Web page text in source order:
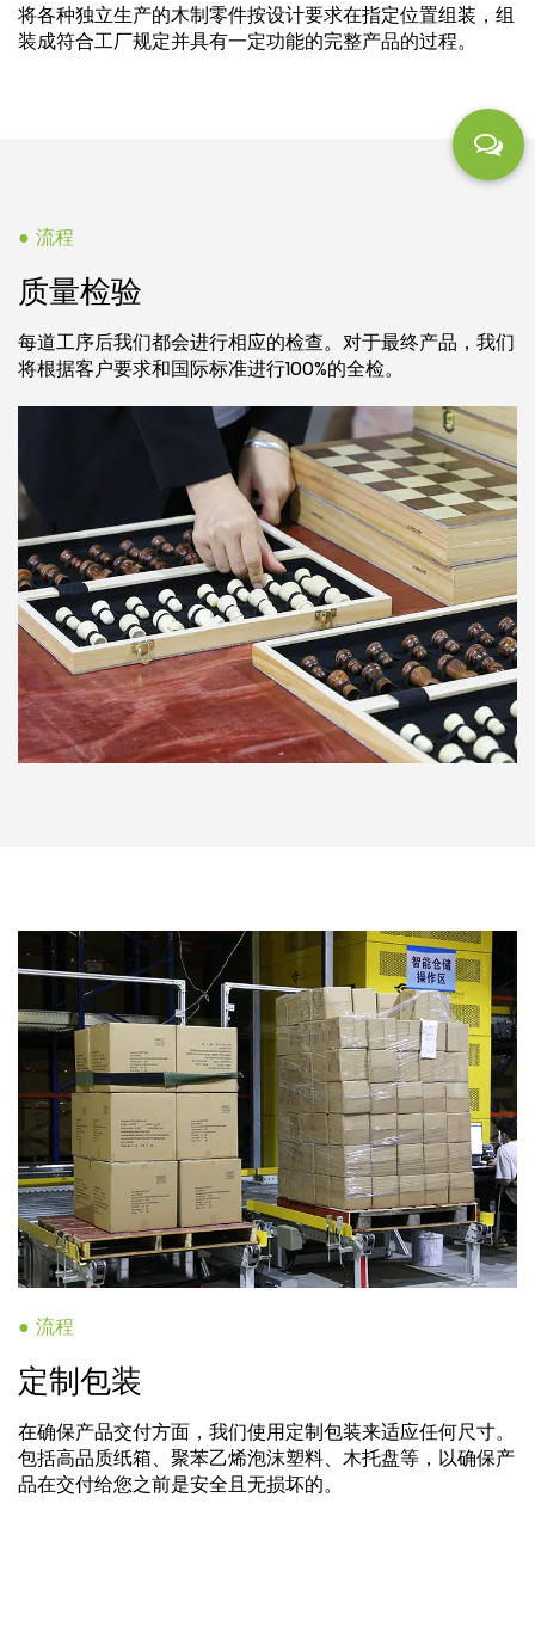
将各种独立生产的木制零件按设计要求在指定位置组装，组
装成符合工厂规定并具有一定功能的完整产品的过程。
● 流程
质量检验
每道工序后我们都会进行相应的检查。对于最终产品，我们
将根据客户要求和国际标准进行100%的全检。
● 流程
定制包装
在确保产品交付方面，我们使用定制包装来适应任何尺寸。
包括高品质纸箱、聚苯乙烯泡沫塑料、木托盘等，以确保产
品在交付给您之前是安全且无损坏的。